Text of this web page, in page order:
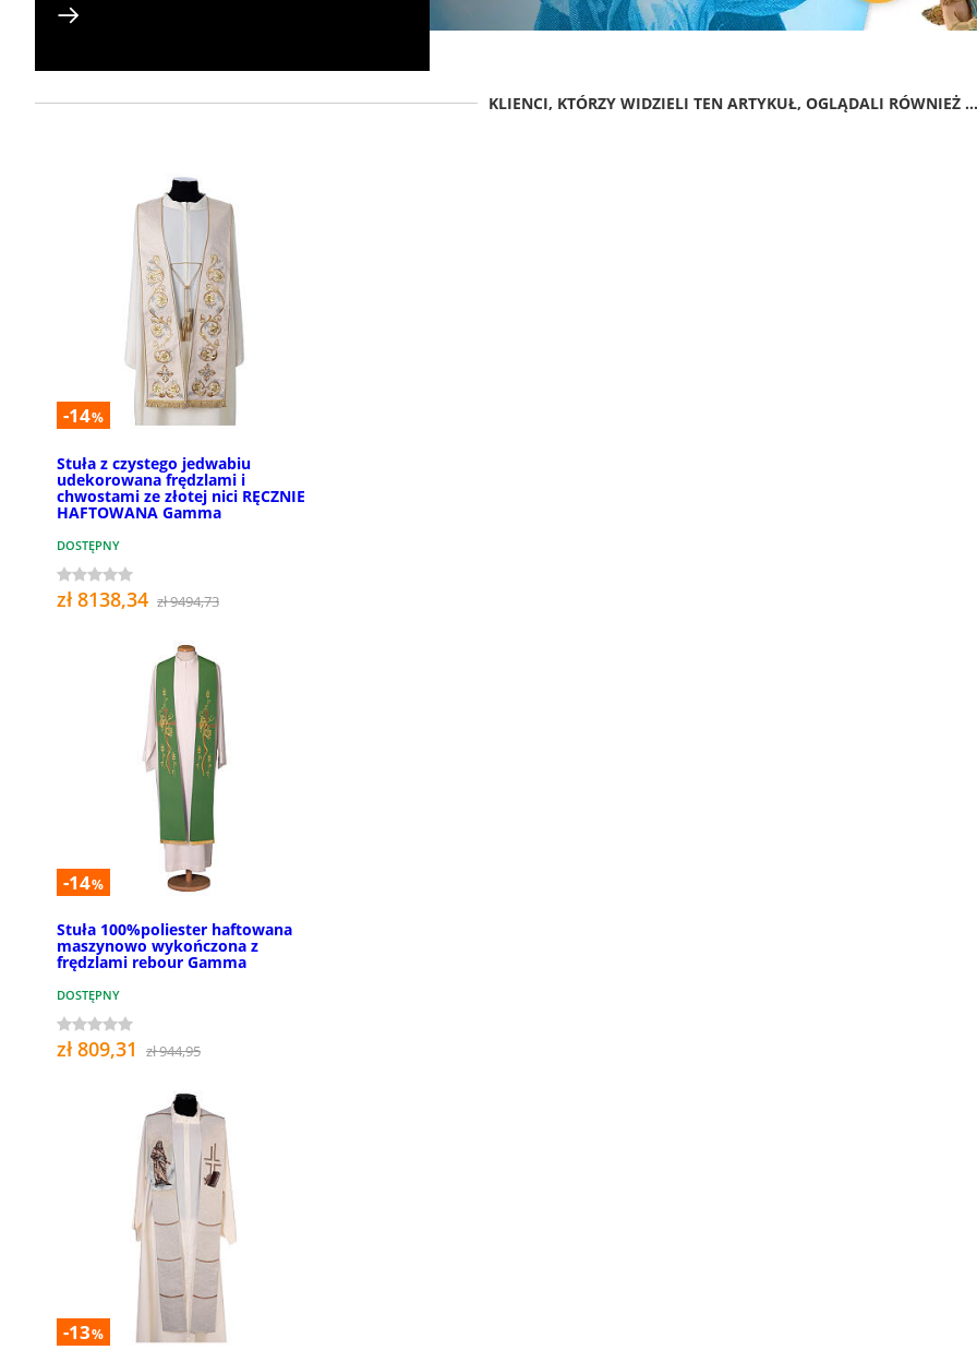
KLIENCI, KTÓRZY WIDZIELI TEN ARTYKUŁ, OGLĄDALI RÓWNIEŻ ...
-14%
Stuła z czystego jedwabiu
udekorowana frędzlami i
chwostami ze złotej nici RĘCZNIE
HAFTOWANA Gamma
DOSTĘPNY
zł 8138,34 zł 9494,73
-14%
Stuła 100%poliester haftowana
maszynowo wykończona z
frędzlami rebour Gamma
DOSTĘPNY
zł 809,31 zł 944,95
-13%